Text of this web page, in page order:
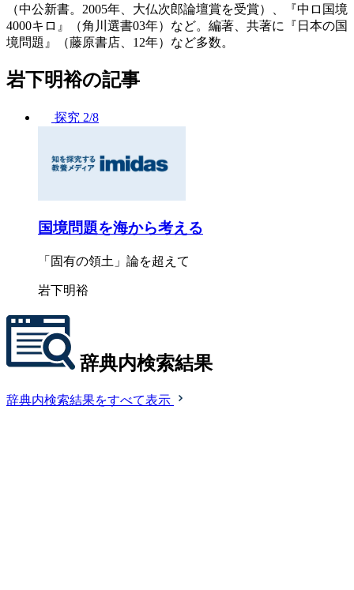
（中公新書。2005年、大仏次郎論壇賞を受賞）、『中ロ国境
4000キロ』（角川選書03年）など。編著、共著に『日本の国
境問題』（藤原書店、12年）など多数。
岩下明裕の記事
探究 2/8
国境問題を海から考える
「固有の領土」論を超えて
岩下明裕
辞典内検索結果
辞典内検索結果をすべて表示